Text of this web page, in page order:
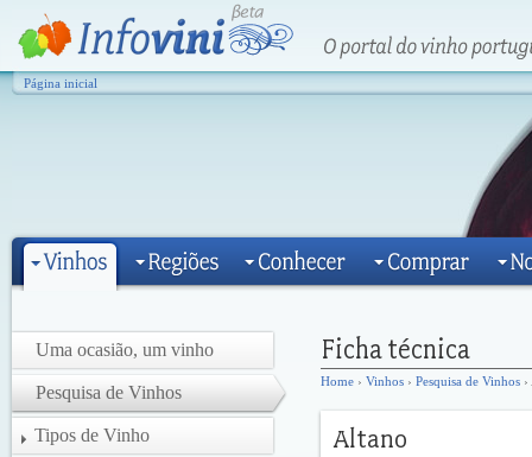
Página inicial
Uma ocasião, um vinho
Pesquisa de Vinhos
Tipos de Vinho
Home › Vinhos › Pesquisa de Vinhos